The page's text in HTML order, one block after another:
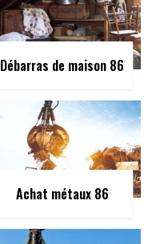
Débarras de maison 86
Achat métaux 86